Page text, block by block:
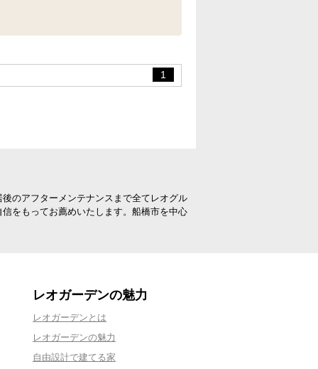
1
のアフターメンテナンスまで全てレオグル
をもってお薦めいたします。船橋市を中心
レオガーデンの魅力
レオガーデンとは
レオガーデンの魅力
自由設計で建てる家